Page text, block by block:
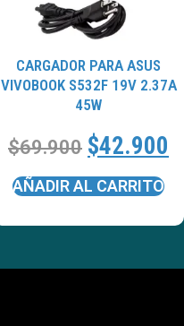
CARGADOR PARA ASUS
VIVOBOOK S532F 19V 2.37A
45W
$69.900 $42.900
AÑADIR AL CARRITO